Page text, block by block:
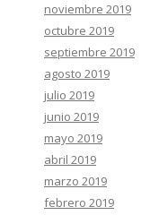
noviembre 2019
octubre 2019
septiembre 2019
agosto 2019
julio 2019
junio 2019
mayo 2019
abril 2019
marzo 2019
febrero 2019